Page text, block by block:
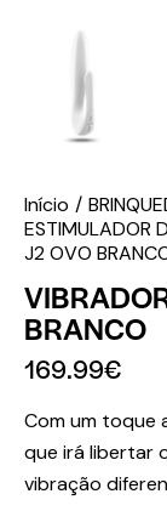
Início
ESTIMULADOR
J2 OVO
BRANCO
169.99€
Com um toque
que irá libertar
vibração